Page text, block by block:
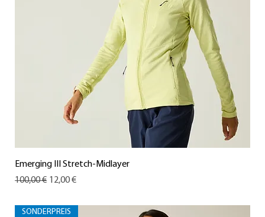
Emerging III Stretch-Midlayer
Standardpreis
100,00 € Sale-Preis
12,00 €
SONDERPREIS